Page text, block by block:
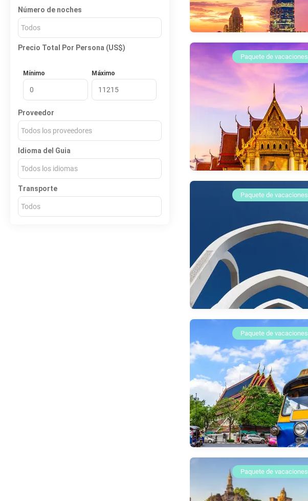
Número de noches
Todos
Precio Total Por Persona (US$)
Mínimo Máximo
Proveedor
Todos los proveedores
Idioma del Guia
Todos los idiomas
Transporte
Todos
Paquete de vacaciones
Paquete de vacaciones
Paquete de vacaciones
Paquete de vacaciones